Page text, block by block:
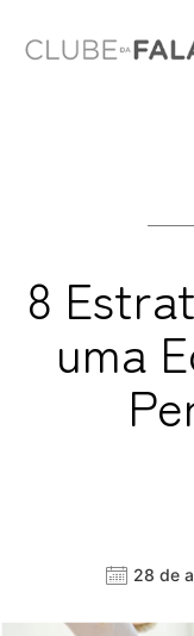
para
8
uma
28 de